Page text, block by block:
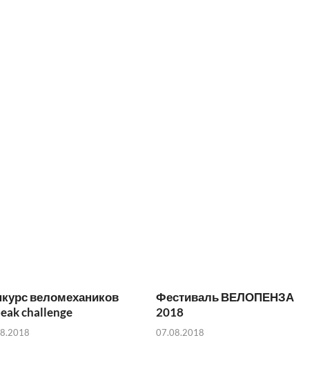
веломехаников
challenge
Фестиваль ВЕЛОПЕНЗА
2018
07.08.2018